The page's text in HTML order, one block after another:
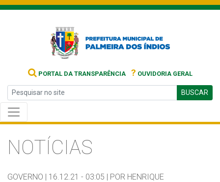
PORTAL DA TRANSPARÊNCIA ? OUVIDORIA GERAL
BUSCAR
NOTÍCIAS
GOVERNO | 16.12.21 - 03:05 | POR HENRIQUE